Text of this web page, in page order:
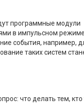
программные модули
в импульсном
события, например,
таких систем
что делать тем,